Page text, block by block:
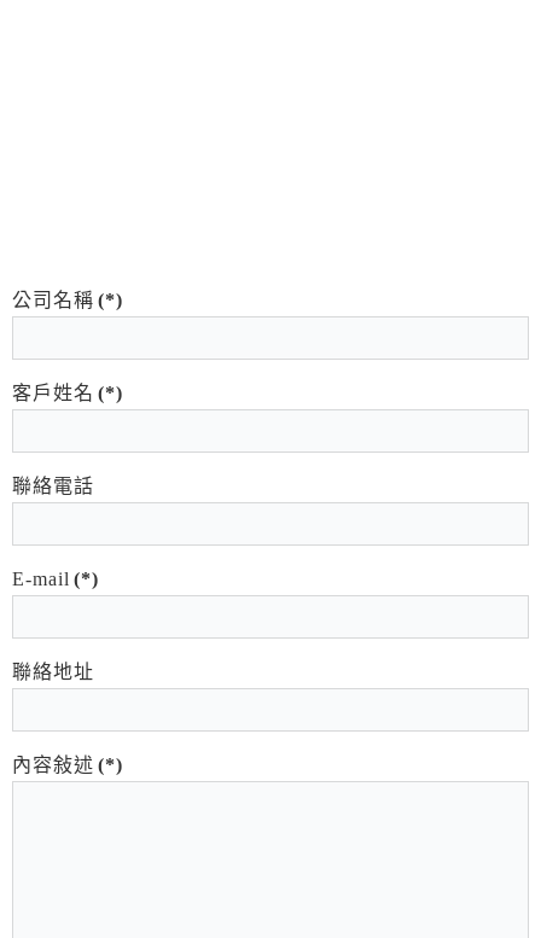
公司名稱 (*)
客戶姓名 (*)
聯絡電話
E-mail (*)
聯絡地址
內容敍述 (*)